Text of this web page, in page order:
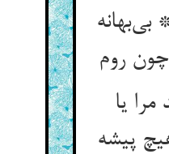
مرا یا
پیشه